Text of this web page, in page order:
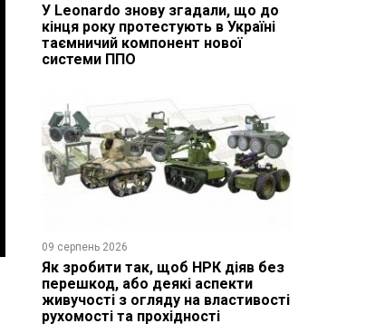
У Leonardo знову згадали, що до
кінця року протестують в Україні
таємничий компонент нової
системи ППО
09 серпень 2026
Як зробити так, щоб НРК діяв без
перешкод, або деякі аспекти
живучості з огляду на властивості
рухомості та прохідності